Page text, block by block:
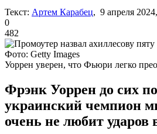
Текст: Артем Карабец, 9 апреля
0
482
Фото: Getty Images
Уоррен уверен, что Фьюри легко
Фрэнк Уоррен до сих
украинский чемпион
очень не любит ударов